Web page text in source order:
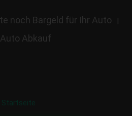
noch Bargeld für Ihr Auto |
Auto Abkauf
Startseite